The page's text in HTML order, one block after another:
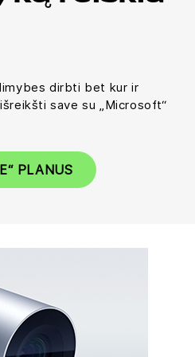
dirbti bet kur ir
save su „Microsoft“
PLANUS